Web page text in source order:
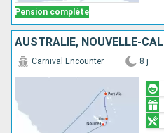
Pension complète
Carnival Encounter 8 j